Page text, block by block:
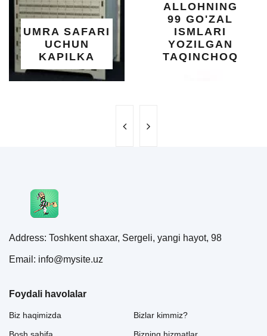
SAFARI
ALLOHNING
99 GO'ZAL
YOZILGAN
TAQINCHOQ
Address: Toshkent shaxar, Sergeli, yangi hayot, 98
Email: info@mysite.uz
Foydali havolalar
Biz haqimizda
Bizlar kimmiz?